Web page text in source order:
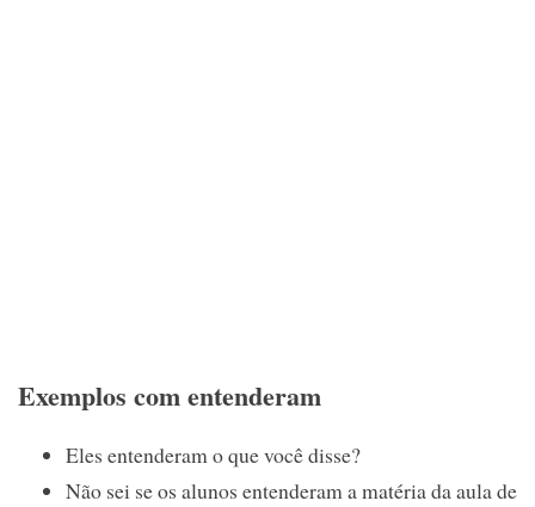
Exemplos com entenderam
Eles entenderam o que você disse?
Não sei se os alunos entenderam a matéria da aula de